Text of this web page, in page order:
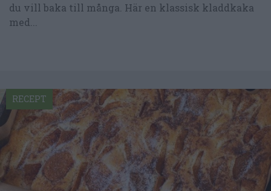
du vill baka till många. Här en klassisk kladdkaka
med...
RECEPT